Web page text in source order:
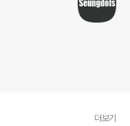
더보기